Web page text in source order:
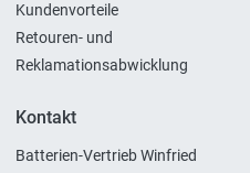
Kundenvorteile
Retouren- und
Reklamationsabwicklung
Kontakt
Batterien-Vertrieb Winfried